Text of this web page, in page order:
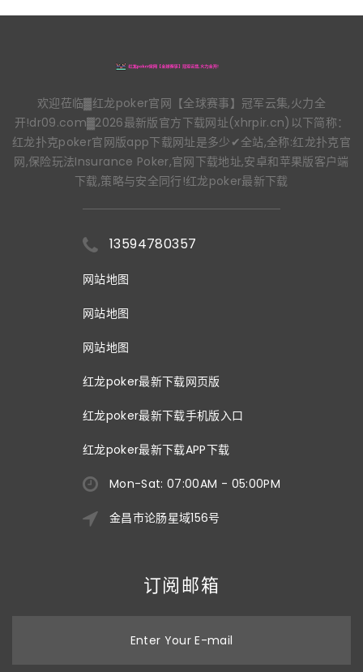
欢迎莅临▓红龙poker官网【全球赛事】冠军云集,火力全
开!dr09.com▓2026最新版官方下载网址(xhrpir.cn)以下简称：
红龙扑克poker官网版app下载网址是多少✔全站,全称:红龙扑克官
网,保险玩法Insurance Poker,官网下载地址,安卓和苹果版客户端
下载,策略与安全同行!红龙poker最新下载
13594780357
网站地图
网站地图
网站地图
红龙poker最新下载网页版
红龙poker最新下载手机版入口
红龙poker最新下载APP下载
Mon-Sat: 07:00AM - 05:00PM
金昌市论肠星域156号
订阅邮箱
Enter Your E-mail